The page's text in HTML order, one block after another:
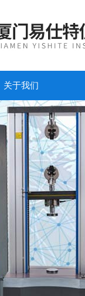
关于我们